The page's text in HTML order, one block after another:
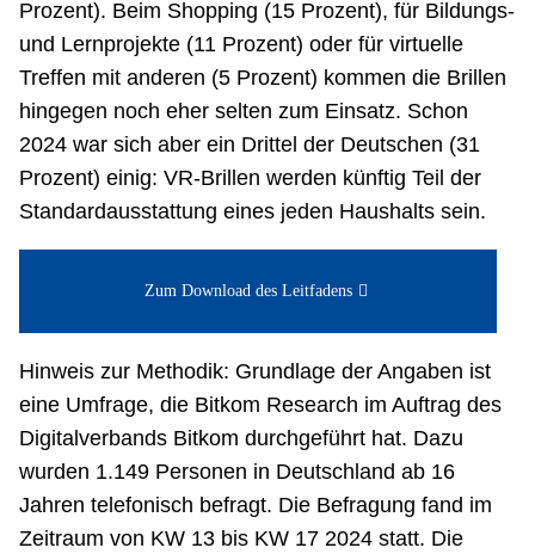
Prozent). Beim Shopping (15 Prozent), für Bildungs-
und Lernprojekte (11 Prozent) oder für virtuelle
Treffen mit anderen (5 Prozent) kommen die Brillen
hingegen noch eher selten zum Einsatz. Schon
2024 war sich aber ein Drittel der Deutschen (31
Prozent) einig: VR-Brillen werden künftig Teil der
Standardausstattung eines jeden Haushalts sein.
Zum Download des Leitfadens
Hinweis zur Methodik: Grundlage der Angaben ist
eine Umfrage, die Bitkom Research im Auftrag des
Digitalverbands Bitkom durchgeführt hat. Dazu
wurden 1.149 Personen in Deutschland ab 16
Jahren telefonisch befragt. Die Befragung fand im
Zeitraum von KW 13 bis KW 17 2024 statt. Die